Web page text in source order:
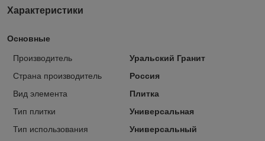
Характеристики
Основные
Производитель
Уральский Гранит
Страна производитель
Россия
Вид элемента
Плитка
Тип плитки
Универсальная
Тип использования
Универсальный